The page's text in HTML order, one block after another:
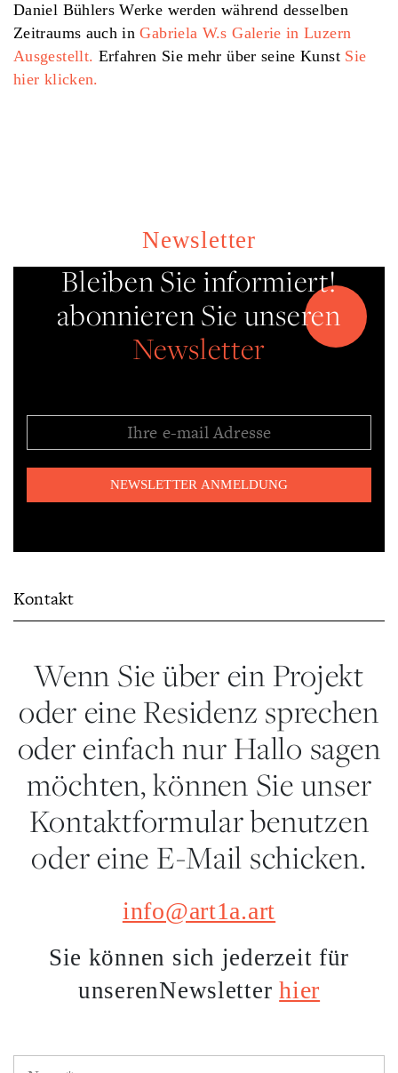
Daniel Bühlers Werke werden während desselben
Zeitraums auch inGabriela W.s Galerie in Luzern
Ausgestellt. Erfahren Sie mehr über seine Kunst Sie
hier klicken.
Newsletter
Bleiben Sie informiert!
abonnieren Sie unseren
Newsletter
Kontakt
Wenn Sie über ein Projekt
oder eine Residenz sprechen
oder einfach nur Hallo sagen
möchten, können Sie unser
Kontaktformular benutzen
oder eine E-Mail schicken.
info@art1a.art
Sie können sich jederzeit für
unserenNewsletterhier